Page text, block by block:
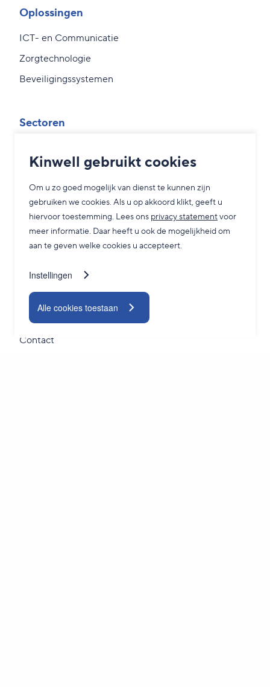
Kinwell gebruikt cookies
Om u zo goed mogelijk van dienst te kunnen zijn
gebruiken we cookies. Als u op akkoord klikt, geeft u
hiervoor toestemming. Lees ons privacy statementvoor
meer informatie. Daar heeft u ook de mogelijkheid om
aan te geven welke cookies u accepteert.
Instellingen
Alle cookies toestaan
Oplossingen
ICT- en Communicatie
Zorgtechnologie
Beveiligingssystemen
Sectoren
MKB
Zorg
Grootzakelijk
Service
Adviesgesprek
24/7 Servicedesk
TeamViewer
Contact